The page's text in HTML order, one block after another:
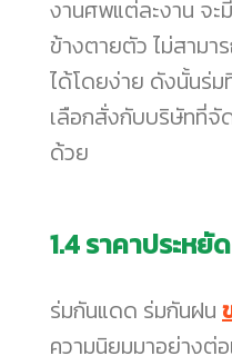
งานศพแต่ละงาน จ
ข้างตายตัว ไม่สามา
ได้โดยง่าย ดังนั้นร่
เลือกสั่งกับบริษัทที่จั
ด้วย
1.4ราคาประหยั
ร่มกันแดด ร่มกันฝน
ความนิยมมาอย่างต่